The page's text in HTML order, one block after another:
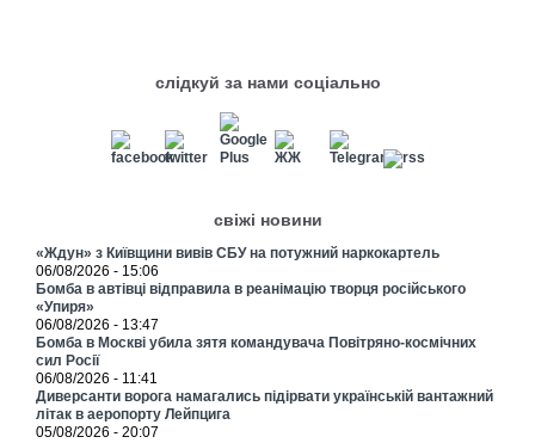
слідкуй за нами соціально
свіжі новини
«Ждун» з Київщини вивів СБУ на потужний наркокартель
06/08/2026 - 15:06
Бомба в автівці відправила в реанімацію творця російського
«Упиря»
06/08/2026 - 13:47
Бомба в Москві убила зятя командувача Повітряно-космічних
сил Росії
06/08/2026 - 11:41
Диверсанти ворога намагались підірвати українській вантажний
літак в аеропорту Лейпцига
05/08/2026 - 20:07